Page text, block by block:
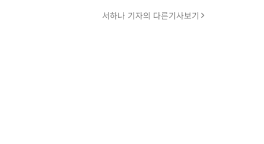
서하나 기자의 다른기사보기